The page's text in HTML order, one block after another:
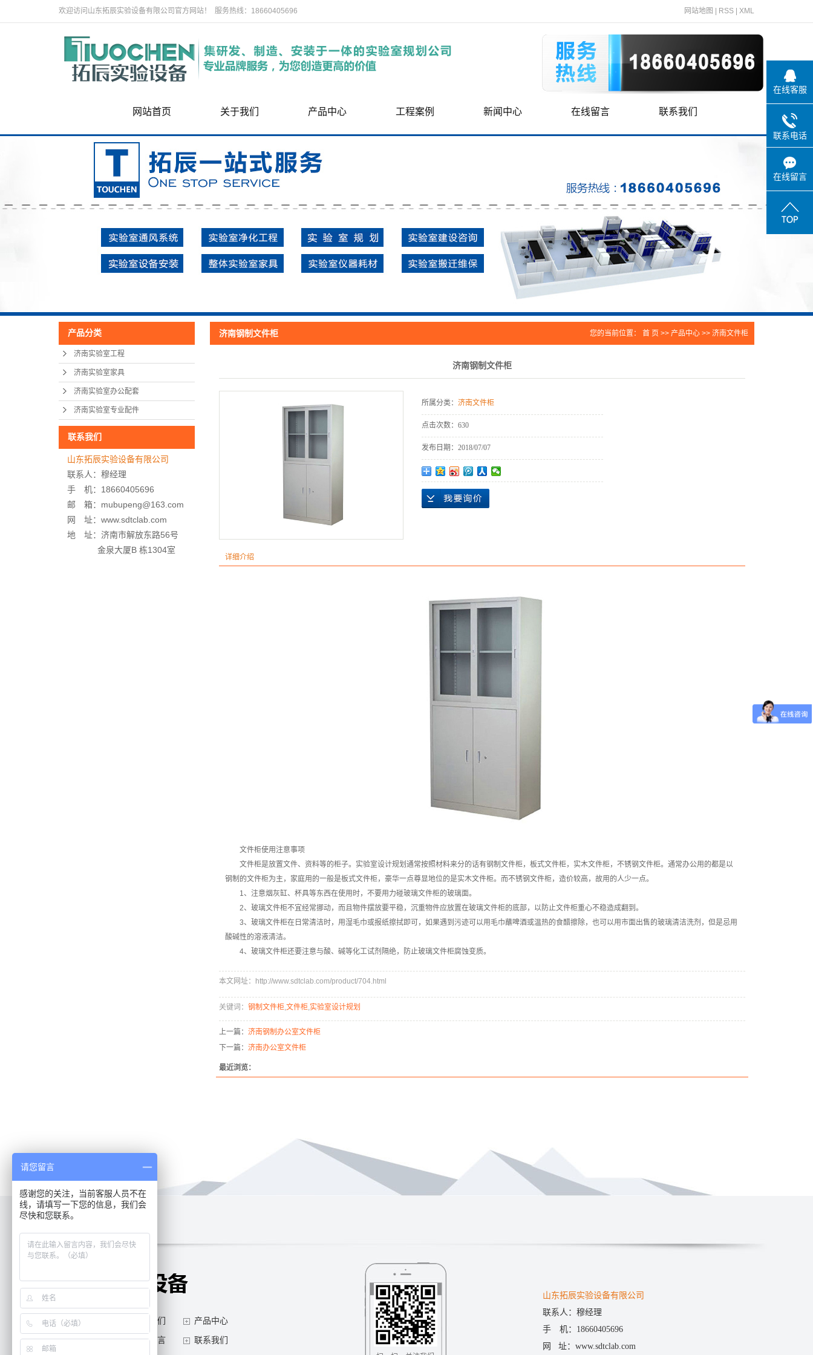
欢迎访问山东拓辰实验设备有限公司官方网站！ 服务热线：18660405696 网站地图 RSS XML
网站首页 关于我们
关于我们
产品中心
济南实验室工程
济南实验室家具
济南实验室专业配件
工程案例
工程案例
新闻中心
公司动态
在线留言 联系我们
产品分类
济南实验室工程
济南实验室家具
济南实验室办公配套
济南实验室专业配件
联系我们
山东拓辰实验设备有限公司
联系人：穆经理
手 机：18660405696
邮 箱：mubupeng@163.com
网 址：www.sdtclab.com
地 址： 济南市解放东路56号
金泉大厦B 栋1304室
济南钢制文件柜 您的当前位置： 首 页 >> 产品中心 >> 济南文件柜
济南钢制文件柜
所属分类： 济南文件柜
点击次数： 630
发布日期： 2018/07/07
详细介绍
文件柜使用注意事项
文件柜是放置文件、资料等的柜子。实验室设计规划通常按照材料来分的话有钢制文件柜，板式文件柜，实木文件柜，不锈钢文件柜。通常办公用的都是以
钢制的文件柜为主，家庭用的一般是板式文件柜，豪华一点尊显地位的是实木文件柜。而不锈钢文件柜，造价较高，故用的人少一点。
1、注意烟灰缸、杯具等东西在使用时，不要用力碰玻璃文件柜的玻璃面。
2、玻璃文件柜不宜经常挪动，而且物件摆放要平稳，沉重物件应放置在玻璃文件柜的底部，以防止文件柜重心不稳造成翻到。
3、玻璃文件柜在日常清洁时，用湿毛巾或报纸擦拭即可，如果遇到污迹可以用毛巾蘸啤酒或温热的食醋擦除，也可以用市面出售的玻璃清洁洗剂，但是忌用
酸碱性的溶液清洁。
4、玻璃文件柜还要注意与酸、碱等化工试剂隔绝，防止玻璃文件柜腐蚀变质。
本文网址：http://www.sdtclab.com/product/704.html
关键词： 钢制文件柜,文件柜,实验室设计规划
上一篇： 济南钢制办公室文件柜
下一篇： 济南办公室文件柜
最近浏览：
网站首页 关于我们 产品中心
新闻中心 在线留言 联系我们
山东拓辰实验设备有限公司
联系人：穆经理
手 机：18660405696
网 址：www.sdtclab.com
在线客服
联系电话
在线留言
请您留言
感谢您的关注，当前客服人员不在
线，请填写一下您的信息，我们会
尽快和您联系。